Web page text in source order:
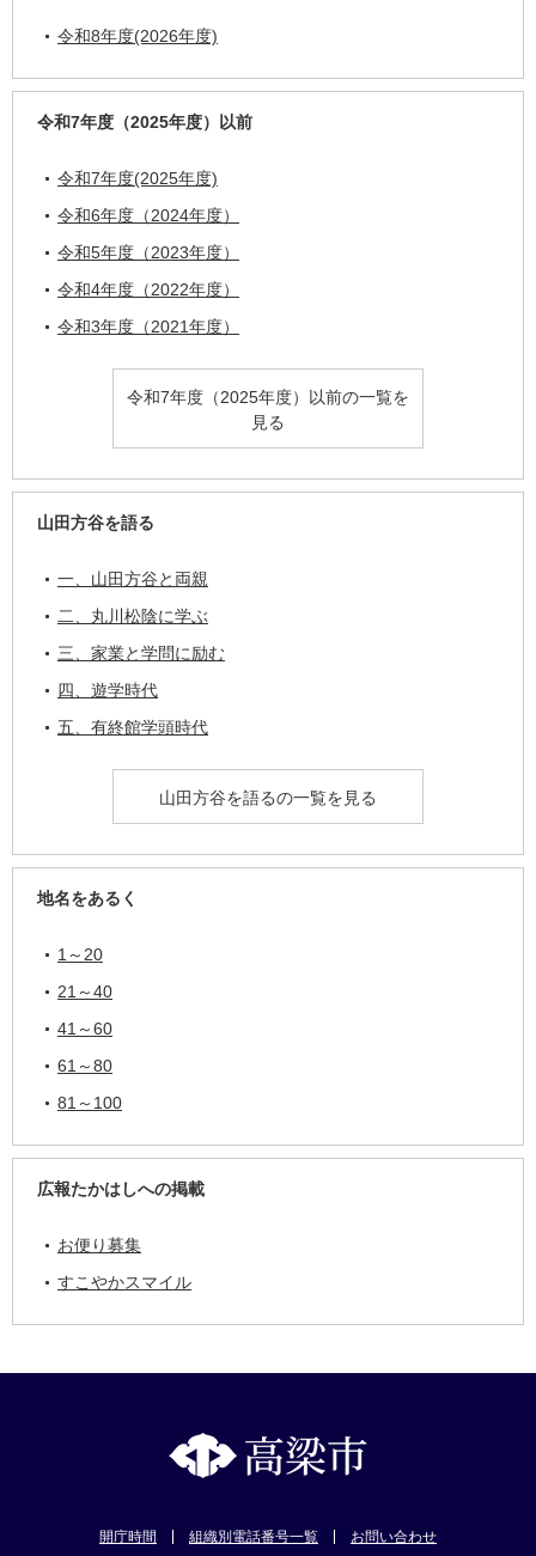
令和8年度(2026年度)
令和7年度（2025年度）以前
令和7年度(2025年度)
令和6年度（2024年度）
令和5年度（2023年度）
令和4年度（2022年度）
令和3年度（2021年度）
令和7年度（2025年度）以前の一覧を
見る
山田方谷を語る
一、山田方谷と両親
二、丸川松陰に学ぶ
三、家業と学問に励む
四、遊学時代
五、有終館学頭時代
山田方谷を語るの一覧を見る
地名をあるく
1～20
21～40
41～60
61～80
81～100
広報たかはしへの掲載
お便り募集
すこやかスマイル
開庁時間 組織別電話番号一覧 お問い合わせ